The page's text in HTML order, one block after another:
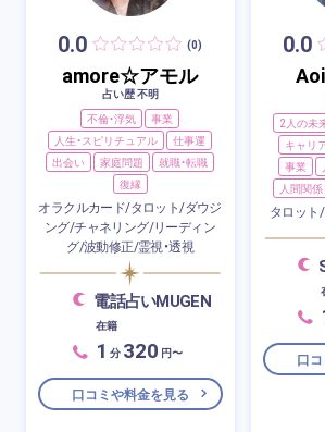
0.0 (0)
amore☆アモル
占い歴 不明
不倫・浮気
事業
人生・スピリチュアル
仕事運
出会い
家庭問題
就職・転職
復縁
オラクルカード/タロット/ダウジ
ング/チャネリング/リーディン
グ/波動修正/霊視・透視
電話占いMUGEN
在籍
1 分 320 円〜
口コミや料金を見る
0.0
2人の未
キャリ
事業
人間関係
タロット
口